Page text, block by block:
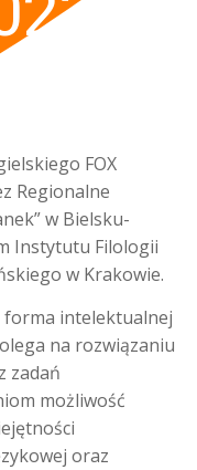
FOX
Regionalne
w Bielsku-
Instytutu Filologii
w Krakowie.
forma intelektualnej
na rozwiązaniu
zadań
możliwość
oraz